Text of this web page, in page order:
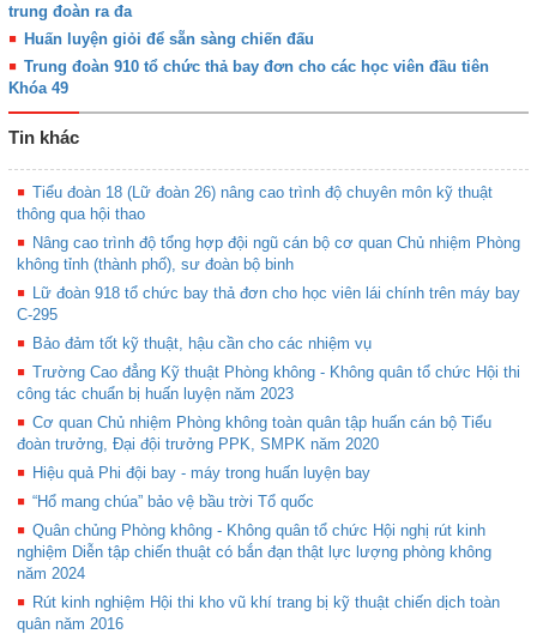
trung đoàn ra đa
Huấn luyện giỏi để sẵn sàng chiến đấu
Trung đoàn 910 tổ chức thả bay đơn cho các học viên đầu tiên
Khóa 49
Tin khác
Tiểu đoàn 18 (Lữ đoàn 26) nâng cao trình độ chuyên môn kỹ thuật
thông qua hội thao
Nâng cao trình độ tổng hợp đội ngũ cán bộ cơ quan Chủ nhiệm Phòng
không tỉnh (thành phố), sư đoàn bộ binh
Lữ đoàn 918 tổ chức bay thả đơn cho học viên lái chính trên máy bay
C-295
Bảo đảm tốt kỹ thuật, hậu cần cho các nhiệm vụ
Trường Cao đẳng Kỹ thuật Phòng không - Không quân tổ chức Hội thi
công tác chuẩn bị huấn luyện năm 2023
Cơ quan Chủ nhiệm Phòng không toàn quân tập huấn cán bộ Tiểu
đoàn trưởng, Đại đội trưởng PPK, SMPK năm 2020
Hiệu quả Phi đội bay - máy trong huấn luyện bay
“Hổ mang chúa” bảo vệ bầu trời Tổ quốc
Quân chủng Phòng không - Không quân tổ chức Hội nghị rút kinh
nghiệm Diễn tập chiến thuật có bắn đạn thật lực lượng phòng không
năm 2024
Rút kinh nghiệm Hội thi kho vũ khí trang bị kỹ thuật chiến dịch toàn
quân năm 2016